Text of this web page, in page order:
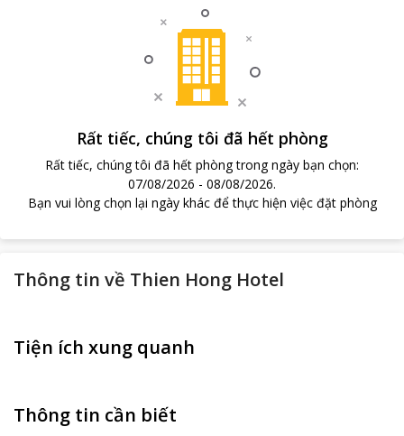
Rất tiếc, chúng tôi đã hết phòng
Rất tiếc, chúng tôi đã hết phòng trong ngày bạn chọn:
07/08/2026 - 08/08/2026.
Bạn vui lòng chọn lại ngày khác để thực hiện việc đặt phòng
Thông tin về Thien Hong Hotel
Tiện ích xung quanh
Thông tin cần biết